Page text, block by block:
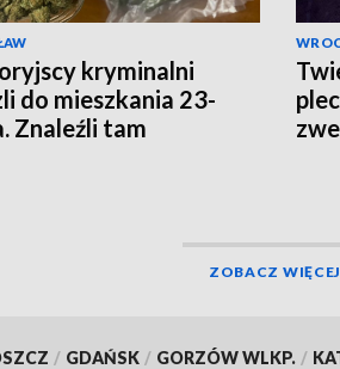
kryminalni
do mieszkania 23-
Znaleźli tam
ZOBACZ WIĘCEJ
/ GDAŃSK / GORZÓW WLKP. /